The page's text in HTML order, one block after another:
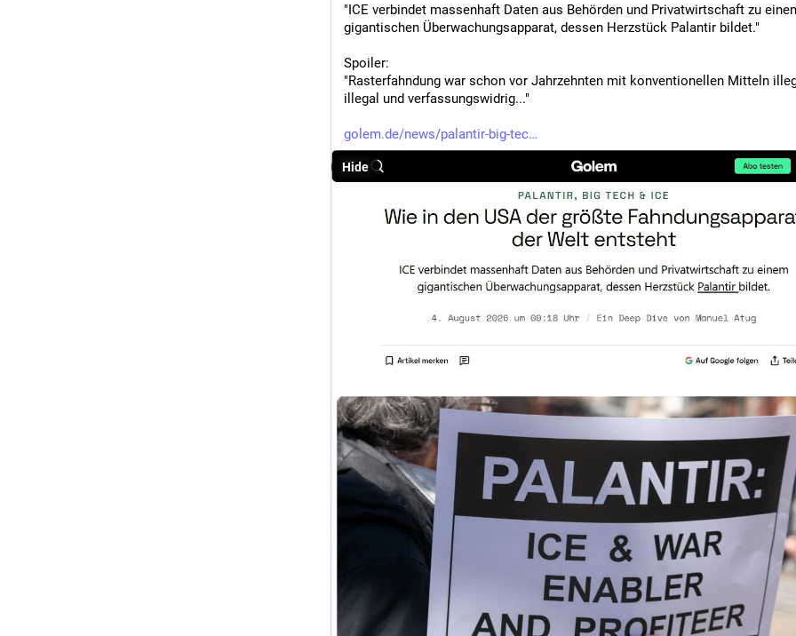
"ICE verbindet massenhaft Daten aus Behörden und Privatwirtschaft zu
gigantischen Überwachungsapparat, dessen Herzstück Palantir bildet."
Spoiler:
"Rasterfahndung war schon vor Jahrzehnten mit konventionellen Mitteln
illegal und verfassungswidrig..."
golem.de/news/palantir-big-tec
Hide